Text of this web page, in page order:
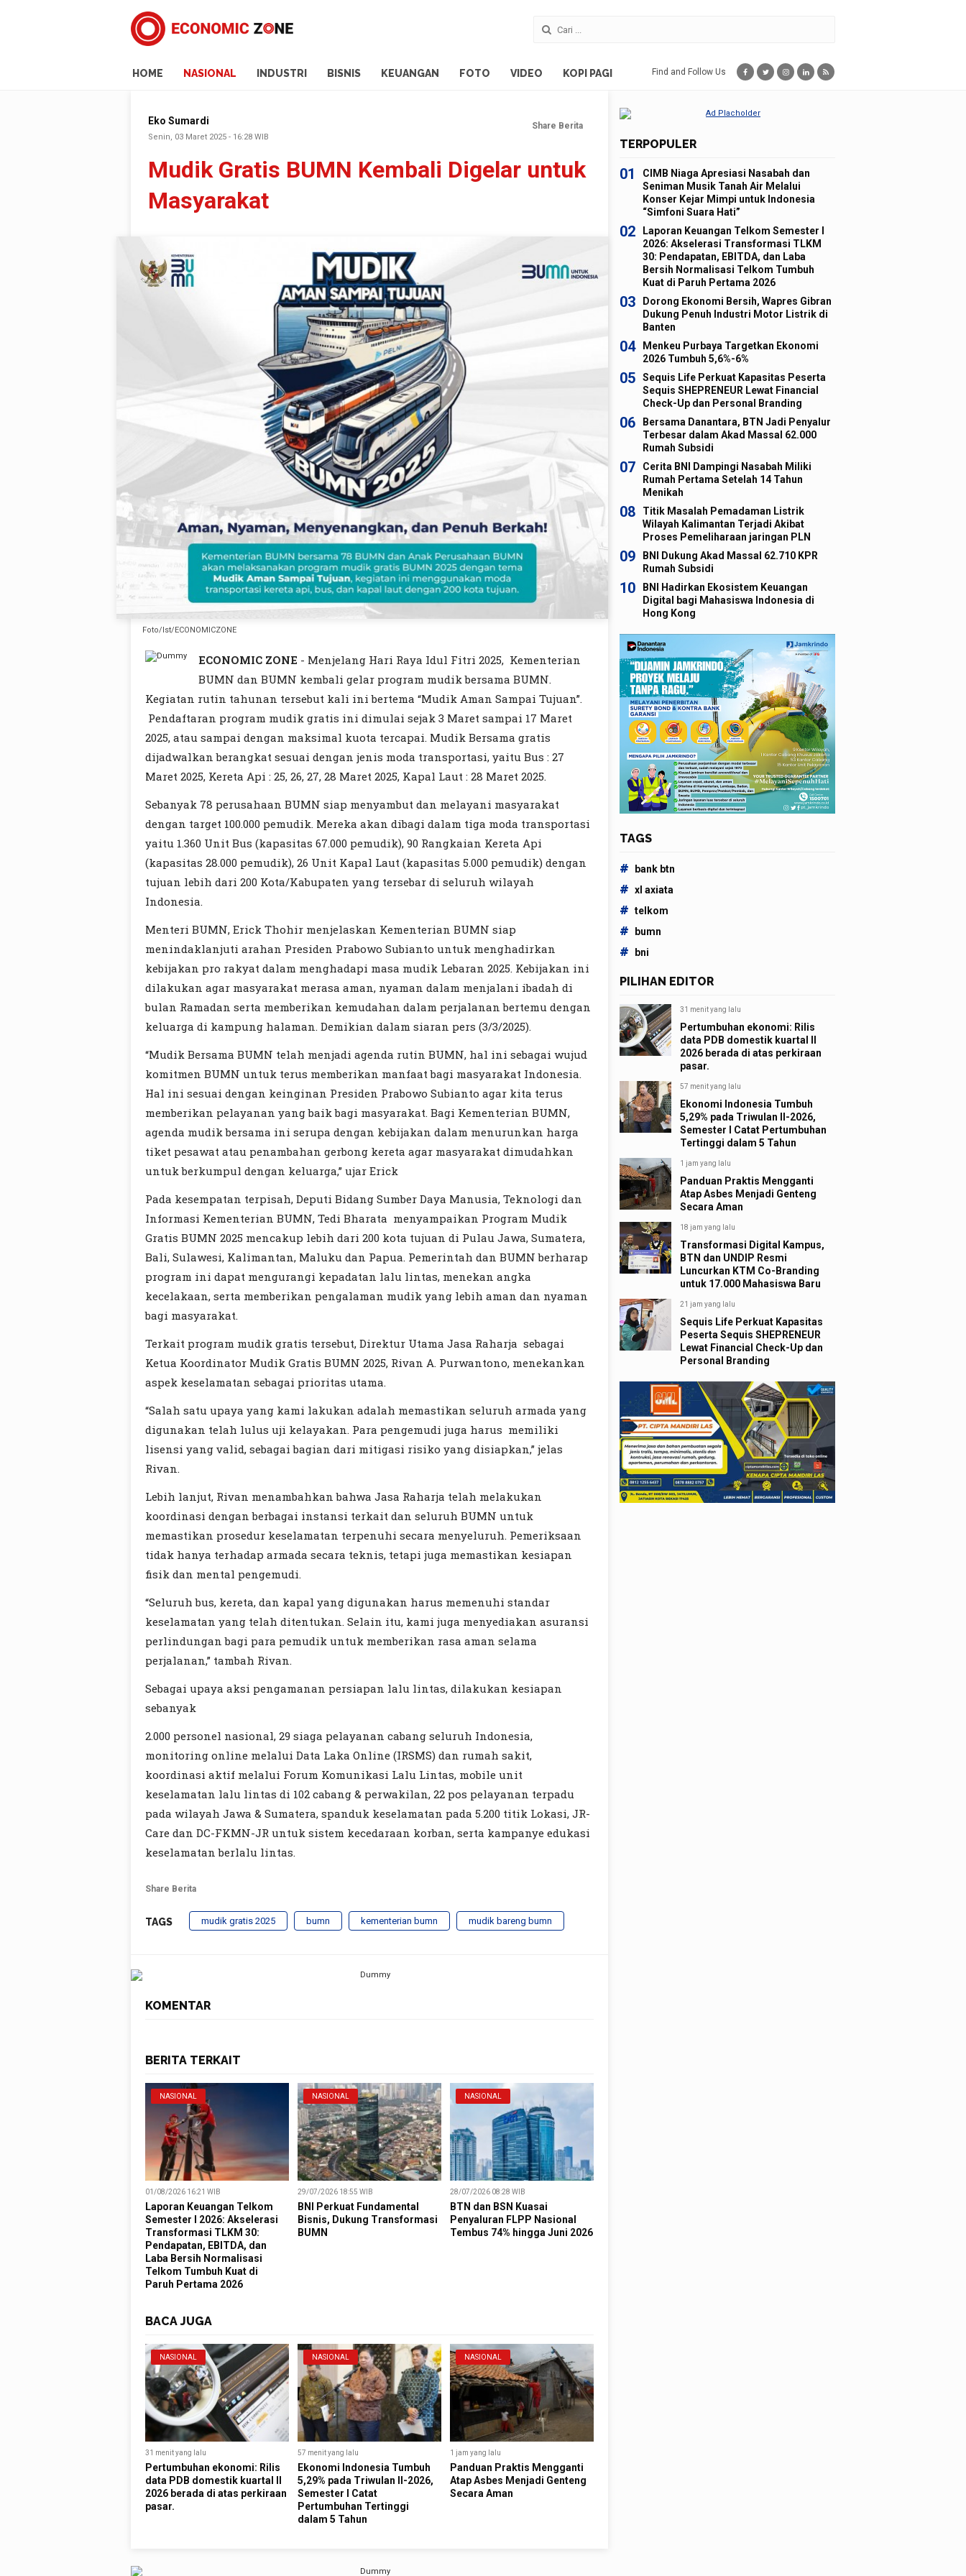
HOME NASIONAL INDUSTRI BISNIS KEUANGAN FOTO VIDEO KOPI PAGI Find and Follow Us
Eko Sumardi
Senin, 03 Maret 2025 - 16:28 WIB
Share Berita
Mudik Gratis BUMN Kembali Digelar untuk
Masyarakat
Foto/Ist/ECONOMICZONE
ECONOMIC ZONE - Menjelang Hari Raya Idul Fitri 2025, Kementerian
BUMN dan BUMN kembali gelar program mudik bersama BUMN.
Kegiatan rutin tahunan tersebut kali ini bertema “Mudik Aman Sampai Tujuan”.
Pendaftaran program mudik gratis ini dimulai sejak 3 Maret sampai 17 Maret
2025, atau sampai dengan maksimal kuota tercapai. Mudik Bersama gratis
dijadwalkan berangkat sesuai dengan jenis moda transportasi, yaitu Bus : 27
Maret 2025, Kereta Api : 25, 26, 27, 28 Maret 2025, Kapal Laut : 28 Maret 2025.
Sebanyak 78 perusahaan BUMN siap menyambut dan melayani masyarakat
dengan target 100.000 pemudik. Mereka akan dibagi dalam tiga moda transportasi
yaitu 1.360 Unit Bus (kapasitas 67.000 pemudik), 90 Rangkaian Kereta Api
(kapasitas 28.000 pemudik), 26 Unit Kapal Laut (kapasitas 5.000 pemudik) dengan
tujuan lebih dari 200 Kota/Kabupaten yang tersebar di seluruh wilayah
Indonesia.
Menteri BUMN, Erick Thohir menjelaskan Kementerian BUMN siap
menindaklanjuti arahan Presiden Prabowo Subianto untuk menghadirkan
kebijakan pro rakyat dalam menghadapi masa mudik Lebaran 2025. Kebijakan ini
dilakukan agar masyarakat merasa aman, nyaman dalam menjalani ibadah di
bulan Ramadan serta memberikan kemudahan dalam perjalanan bertemu dengan
keluarga di kampung halaman. Demikian dalam siaran pers (3/3/2025).
“Mudik Bersama BUMN telah menjadi agenda rutin BUMN, hal ini sebagai wujud
komitmen BUMN untuk terus memberikan manfaat bagi masyarakat Indonesia.
Hal ini sesuai dengan keinginan Presiden Prabowo Subianto agar kita terus
memberikan pelayanan yang baik bagi masyarakat. Bagi Kementerian BUMN,
agenda mudik bersama ini serupa dengan kebijakan dalam menurunkan harga
tiket pesawat atau penambahan gerbong kereta agar masyarakat dimudahkan
untuk berkumpul dengan keluarga,” ujar Erick
Pada kesempatan terpisah, Deputi Bidang Sumber Daya Manusia, Teknologi dan
Informasi Kementerian BUMN, Tedi Bharata menyampaikan Program Mudik
Gratis BUMN 2025 mencakup lebih dari 200 kota tujuan di Pulau Jawa, Sumatera,
Bali, Sulawesi, Kalimantan, Maluku dan Papua. Pemerintah dan BUMN berharap
program ini dapat mengurangi kepadatan lalu lintas, menekan angka
kecelakaan, serta memberikan pengalaman mudik yang lebih aman dan nyaman
bagi masyarakat.
Terkait program mudik gratis tersebut, Direktur Utama Jasa Raharja sebagai
Ketua Koordinator Mudik Gratis BUMN 2025, Rivan A. Purwantono, menekankan
aspek keselamatan sebagai prioritas utama.
“Salah satu upaya yang kami lakukan adalah memastikan seluruh armada yang
digunakan telah lulus uji kelayakan. Para pengemudi juga harus memiliki
lisensi yang valid, sebagai bagian dari mitigasi risiko yang disiapkan,” jelas
Rivan.
Lebih lanjut, Rivan menambahkan bahwa Jasa Raharja telah melakukan
koordinasi dengan berbagai instansi terkait dan seluruh BUMN untuk
memastikan prosedur keselamatan terpenuhi secara menyeluruh. Pemeriksaan
tidak hanya terhadap armada secara teknis, tetapi juga memastikan kesiapan
fisik dan mental pengemudi.
“Seluruh bus, kereta, dan kapal yang digunakan harus memenuhi standar
keselamatan yang telah ditentukan. Selain itu, kami juga menyediakan asuransi
perlindungan bagi para pemudik untuk memberikan rasa aman selama
perjalanan,” tambah Rivan.
Sebagai upaya aksi pengamanan persiapan lalu lintas, dilakukan kesiapan
sebanyak
2.000 personel nasional, 29 siaga pelayanan cabang seluruh Indonesia,
monitoring online melalui Data Laka Online (IRSMS) dan rumah sakit,
koordinasi aktif melalui Forum Komunikasi Lalu Lintas, mobile unit
keselamatan lalu lintas di 102 cabang & perwakilan, 22 pos pelayanan terpadu
pada wilayah Jawa & Sumatera, spanduk keselamatan pada 5.200 titik Lokasi, JR-
Care dan DC-FKMN-JR untuk sistem kecedaraan korban, serta kampanye edukasi
keselamatan berlalu lintas.
Share Berita
TAGS mudik gratis 2025 bumn kementerian bumn mudik bareng bumn
KOMENTAR
BERITA TERKAIT
NASIONAL
01/08/2026 16:21 WIB
Laporan Keuangan Telkom
Semester I 2026: Akselerasi
Transformasi TLKM 30:
Pendapatan, EBITDA, dan
Laba Bersih Normalisasi
Telkom Tumbuh Kuat di
Paruh Pertama 2026
NASIONAL
29/07/2026 18:55 WIB
BNI Perkuat Fundamental
Bisnis, Dukung Transformasi
BUMN
NASIONAL
28/07/2026 08:28 WIB
BTN dan BSN Kuasai
Penyaluran FLPP Nasional
Tembus 74% hingga Juni 2026
BACA JUGA
NASIONAL
31 menit yang lalu
Pertumbuhan ekonomi: Rilis
data PDB domestik kuartal II
2026 berada di atas perkiraan
pasar.
NASIONAL
57 menit yang lalu
Ekonomi Indonesia Tumbuh
5,29% pada Triwulan II-2026,
Semester I Catat
Pertumbuhan Tertinggi
dalam 5 Tahun
NASIONAL
1 jam yang lalu
Panduan Praktis Mengganti
Atap Asbes Menjadi Genteng
Secara Aman
TERPOPULER
01
CIMB Niaga Apresiasi Nasabah dan
Seniman Musik Tanah Air Melalui
Konser Kejar Mimpi untuk Indonesia
“Simfoni Suara Hati”
02
Laporan Keuangan Telkom Semester I
2026: Akselerasi Transformasi TLKM
30: Pendapatan, EBITDA, dan Laba
Bersih Normalisasi Telkom Tumbuh
Kuat di Paruh Pertama 2026
03
Dorong Ekonomi Bersih, Wapres Gibran
Dukung Penuh Industri Motor Listrik di
Banten
04
Menkeu Purbaya Targetkan Ekonomi
2026 Tumbuh 5,6%-6%
05
Sequis Life Perkuat Kapasitas Peserta
Sequis SHEPRENEUR Lewat Financial
Check-Up dan Personal Branding
06
Bersama Danantara, BTN Jadi Penyalur
Terbesar dalam Akad Massal 62.000
Rumah Subsidi
07
Cerita BNI Dampingi Nasabah Miliki
Rumah Pertama Setelah 14 Tahun
Menikah
08
Titik Masalah Pemadaman Listrik
Wilayah Kalimantan Terjadi Akibat
Proses Pemeliharaan jaringan PLN
09
BNI Dukung Akad Massal 62.710 KPR
Rumah Subsidi
10
BNI Hadirkan Ekosistem Keuangan
Digital bagi Mahasiswa Indonesia di
Hong Kong
TAGS
# bank btn
# xl axiata
# telkom
# bumn
# bni
PILIHAN EDITOR
31 menit yang lalu
Pertumbuhan ekonomi: Rilis
data PDB domestik kuartal II
2026 berada di atas perkiraan
pasar.
57 menit yang lalu
Ekonomi Indonesia Tumbuh
5,29% pada Triwulan II-2026,
Semester I Catat Pertumbuhan
Tertinggi dalam 5 Tahun
1 jam yang lalu
Panduan Praktis Mengganti
Atap Asbes Menjadi Genteng
Secara Aman
18 jam yang lalu
Transformasi Digital Kampus,
BTN dan UNDIP Resmi
Luncurkan KTM Co-Branding
untuk 17.000 Mahasiswa Baru
21 jam yang lalu
Sequis Life Perkuat Kapasitas
Peserta Sequis SHEPRENEUR
Lewat Financial Check-Up dan
Personal Branding